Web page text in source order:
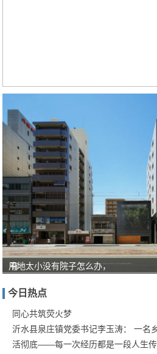
有
对
“教
育
就
用地太小没有院子怎么办，
今日热点
同心共筑荧火梦
沂水县泉庄镇党委书记李玉涛： 一名
活彻底——每一次经历都是一段人生